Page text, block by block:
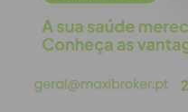
desequilíbrio.
“digital” a “violência”